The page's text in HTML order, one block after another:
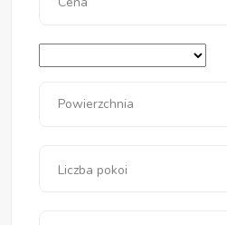
Powierzchnia
Liczba pokoi